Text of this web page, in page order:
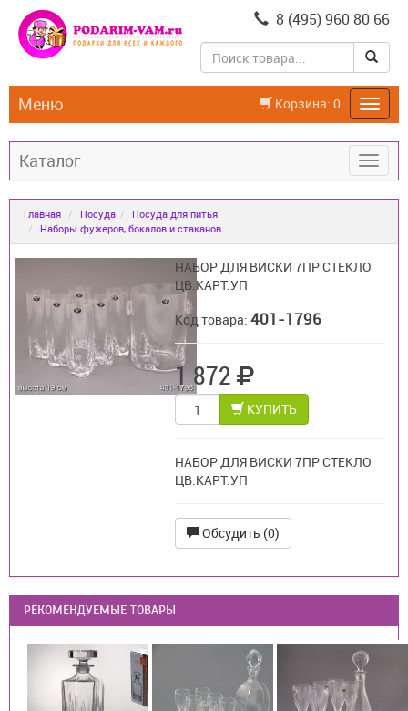
8 (495) 960 80 66
Корзина: 0
Меню
Каталог
Главная Посуда
Посуда для питья
Наборы фужеров, бокалов и стаканов
НАБОР ДЛЯ ВИСКИ 7ПР СТЕКЛО
ЦВ.КАРТ.УП
Код товара:401-1796
1 872
КУПИТЬ
НАБОР ДЛЯ ВИСКИ 7ПР СТЕКЛО
ЦВ.КАРТ.УП
Обсудить (0)
РЕКОМЕНДУЕМЫЕ ТОВАРЫ